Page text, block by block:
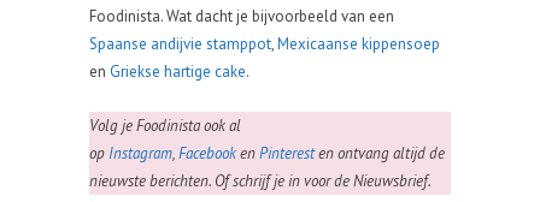
Foodinista. Wat dacht je bijvoorbeeld van een
Spaanse andijvie stamppot,Mexicaanse kippensoep
en Griekse hartige cake.
Volg je Foodinista ook al
op Instagram,FacebookenPinteresten ontvang altijd de
nieuwste berichten. Of schrijf je in voor de Nieuwsbrief.